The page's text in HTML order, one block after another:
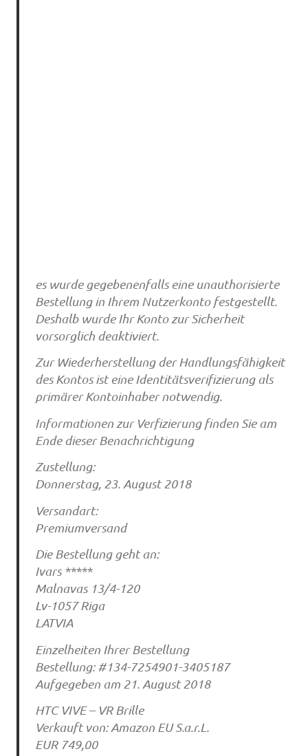
es wurde gegebenenfalls eine unauthorisierte
Bestellung in Ihrem Nutzerkonto festgestellt.
Deshalb wurde Ihr Konto zur Sicherheit
vorsorglich deaktiviert.
Zur Wiederherstellung der Handlungsfähigkeit
des Kontos ist eine Identitätsverifizierung als
primärer Kontoinhaber notwendig.
Informationen zur Verfizierung finden Sie am
Ende dieser Benachrichtigung
Zustellung:
Donnerstag, 23. August 2018
Versandart:
Premiumversand
Die Bestellung geht an:
Ivars *****
Malnavas 13/4-120
Lv-1057 Riga
LATVIA
Einzelheiten Ihrer Bestellung
Bestellung: #134-7254901-3405187
Aufgegeben am 21. August 2018
HTC VIVE – VR Brille
Verkauft von: Amazon EU S.a.r.L.
EUR 749,00